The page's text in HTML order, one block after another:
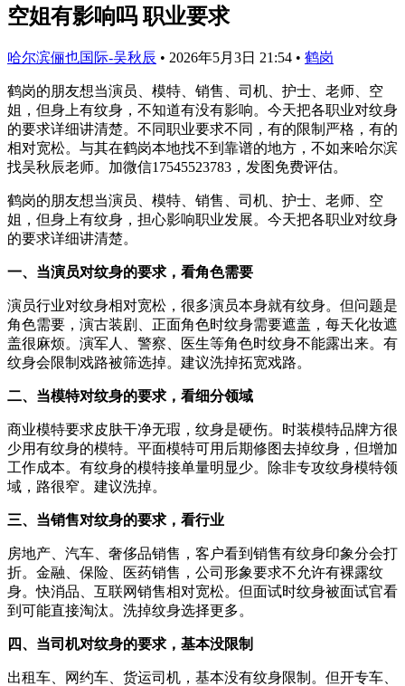
空姐有影响吗 职业要求
哈尔滨俪也国际-吴秋辰 • 2026年5月3日 21:54 • 鹤岗
鹤岗的朋友想当演员、模特、销售、司机、护士、老师、空
姐，但身上有纹身，不知道有没有影响。今天把各职业对纹身
的要求详细讲清楚。不同职业要求不同，有的限制严格，有的
相对宽松。与其在鹤岗本地找不到靠谱的地方，不如来哈尔滨
找吴秋辰老师。加微信17545523783，发图免费评估。
鹤岗的朋友想当演员、模特、销售、司机、护士、老师、空
姐，但身上有纹身，担心影响职业发展。今天把各职业对纹身
的要求详细讲清楚。
一、当演员对纹身的要求，看角色需要
演员行业对纹身相对宽松，很多演员本身就有纹身。但问题是
角色需要，演古装剧、正面角色时纹身需要遮盖，每天化妆遮
盖很麻烦。演军人、警察、医生等角色时纹身不能露出来。有
纹身会限制戏路被筛选掉。建议洗掉拓宽戏路。
二、当模特对纹身的要求，看细分领域
商业模特要求皮肤干净无瑕，纹身是硬伤。时装模特品牌方很
少用有纹身的模特。平面模特可用后期修图去掉纹身，但增加
工作成本。有纹身的模特接单量明显少。除非专攻纹身模特领
域，路很窄。建议洗掉。
三、当销售对纹身的要求，看行业
房地产、汽车、奢侈品销售，客户看到销售有纹身印象分会打
折。金融、保险、医药销售，公司形象要求不允许有裸露纹
身。快消品、互联网销售相对宽松。但面试时纹身被面试官看
到可能直接淘汰。洗掉纹身选择更多。
四、当司机对纹身的要求，基本没限制
出租车、网约车、货运司机，基本没有纹身限制。但开专车、